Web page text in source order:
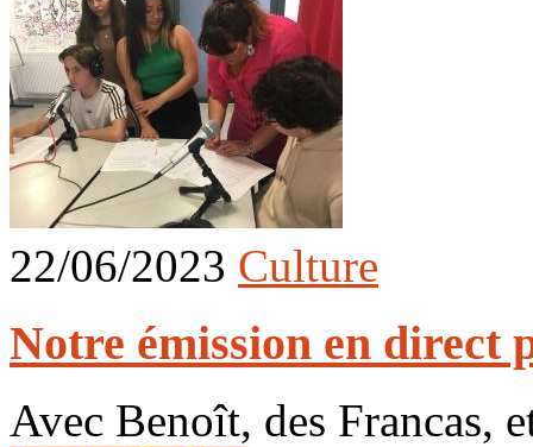
22/06/2023 Culture
Notre émission en direct
Avec Benoît, des Francas,